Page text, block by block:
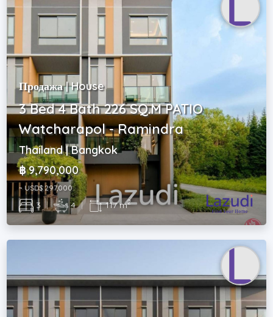
Продажа | House
3 Bed 4 Bath 226 SQ.M PATIO
Watcharapol - Ramindra
Thailand | Bangkok
฿ 9,790,000
~ USD$ 297,000
3 | 4 | 117 m2